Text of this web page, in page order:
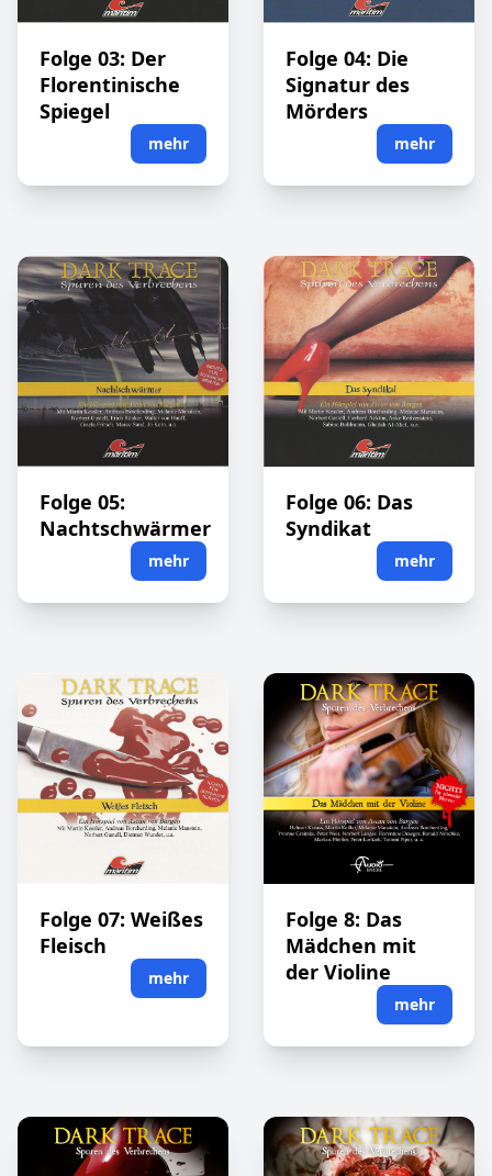
Folge 03: Der
Florentinische
Spiegel
mehr
Folge 04: Die
Signatur des
Mörders
mehr
Folge 05:
Nachtschwärmer
mehr
Folge 06: Das
Syndikat
mehr
Folge 07: Weißes
Fleisch
mehr
Folge 8: Das
Mädchen mit
der Violine
mehr